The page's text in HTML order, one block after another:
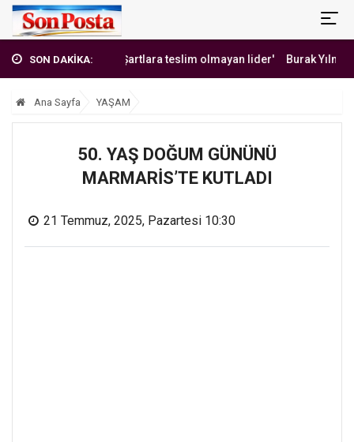
SON DAKİKA:
Hoca: Şartlara teslim olmayan lider' Burak Yılmaz'dan
Ana Sayfa YAŞAM
50. YAŞ DOĞUM GÜNÜNÜ
MARMARİS’TE KUTLADI
21 Temmuz, 2025, Pazartesi 10:30